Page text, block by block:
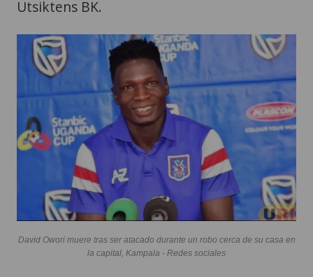
Utsiktens BK.
David Owori muere tras ser atacado durante un robo cerca de su casa en
la capital, Kampala - Redes sociales